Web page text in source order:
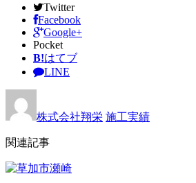
Twitter
Facebook
Google+
Pocket
B!はてブ
LINE
株式会社翔栄 施工実績
関連記事